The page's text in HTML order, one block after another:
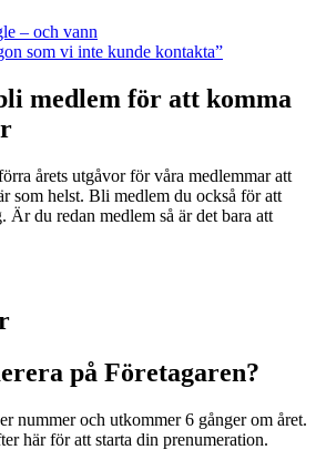
– och vann
som vi inte kunde kontakta”
medlem för att komma
årets utgåvor för våra medlemmar att
som helst. Bli medlem du också för att
Är du redan medlem så är det bara att
på Företagaren?
nummer och utkommer 6 gånger om året.
här för att starta din prenumeration.